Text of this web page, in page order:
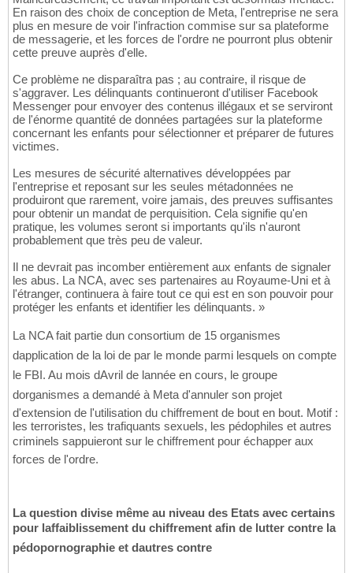
En raison des choix de conception de Meta, l'entreprise ne sera
plus en mesure de voir l'infraction commise sur sa plateforme
de messagerie, et les forces de l'ordre ne pourront plus obtenir
cette preuve auprès d'elle.
Ce problème ne disparaîtra pas ; au contraire, il risque de
s'aggraver. Les délinquants continueront d'utiliser Facebook
Messenger pour envoyer des contenus illégaux et se serviront
de l'énorme quantité de données partagées sur la plateforme
concernant les enfants pour sélectionner et préparer de futures
victimes.
Les mesures de sécurité alternatives développées par
l'entreprise et reposant sur les seules métadonnées ne
produiront que rarement, voire jamais, des preuves suffisantes
pour obtenir un mandat de perquisition. Cela signifie qu'en
pratique, les volumes seront si importants qu'ils n'auront
probablement que très peu de valeur.
Il ne devrait pas incomber entièrement aux enfants de signaler
les abus. La NCA, avec ses partenaires au Royaume-Uni et à
l'étranger, continuera à faire tout ce qui est en son pouvoir pour
protéger les enfants et identifier les délinquants. »
La NCA fait partie dun consortium de 15 organismes
dapplication de la loi de par le monde parmi lesquels on compte
le FBI. Au mois dAvril de lannée en cours, le groupe
dorganismes a demandé à Meta d'annuler son projet
d'extension de l'utilisation du chiffrement de bout en bout. Motif :
les terroristes, les trafiquants sexuels, les pédophiles et autres
criminels sappuieront sur le chiffrement pour échapper aux
forces de l'ordre.
La question divise même au niveau des Etats avec certains
pour laffaiblissement du chiffrement afin de lutter contre la
pédopornographie et dautres contre